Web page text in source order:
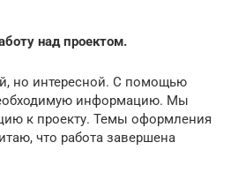
над проектом.
но интересной. С помощью
информацию. Мы
к проекту. Темы оформления
что работа завершена